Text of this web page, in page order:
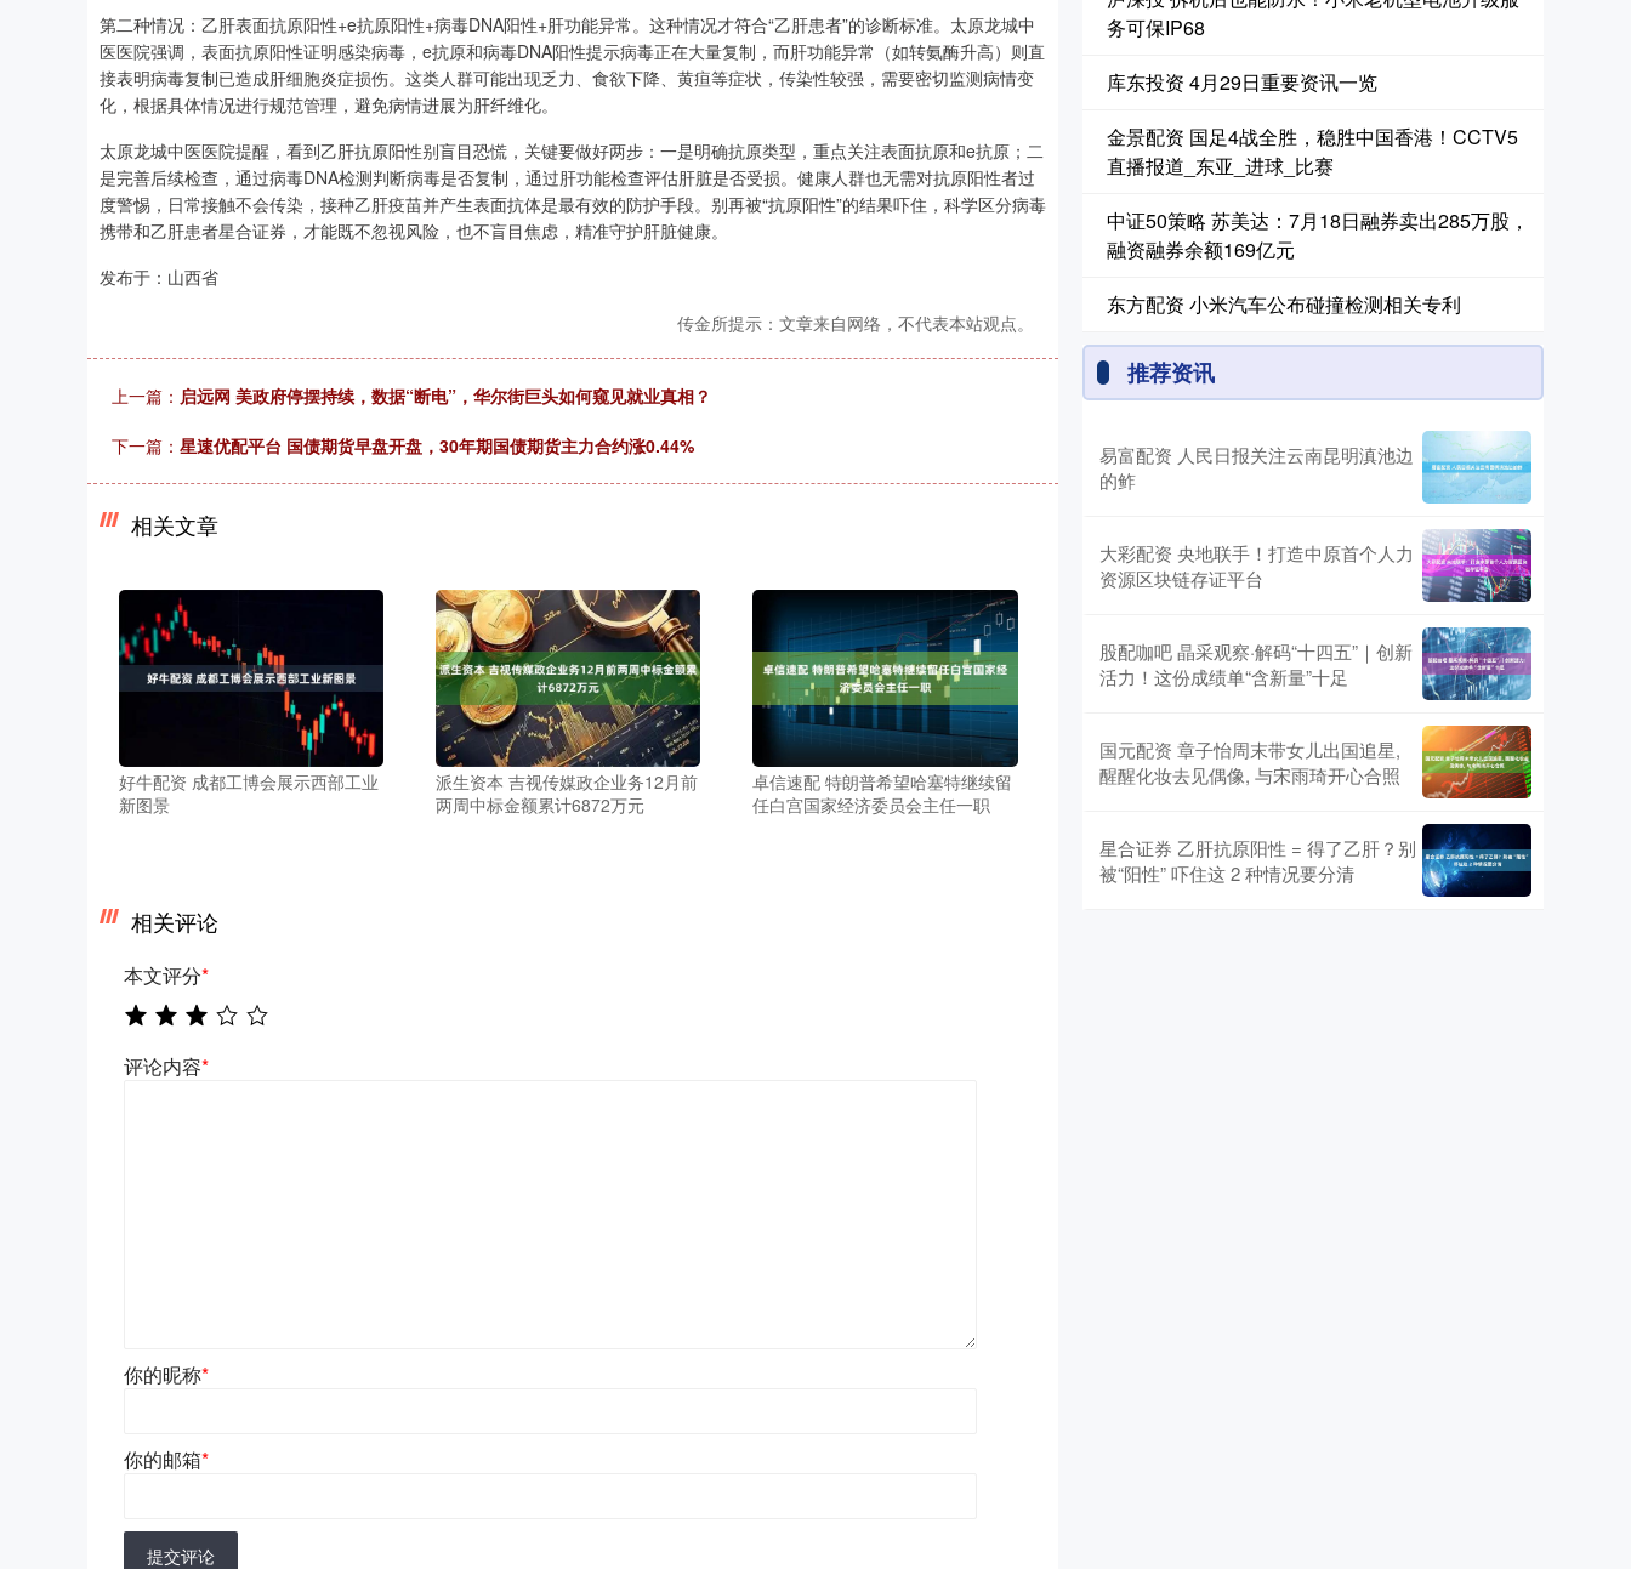
第二种情况：乙肝表面抗原阳性+e抗原阳性+病毒DNA阳性+肝功能异常。这种情况才符合“乙肝患者”的诊断标准。太原龙城中
医医院强调，表面抗原阳性证明感染病毒，e抗原和病毒DNA阳性提示病毒正在大量复制，而肝功能异常（如转氨酶升高）则直
接表明病毒复制已造成肝细胞炎症损伤。这类人群可能出现乏力、食欲下降、黄疸等症状，传染性较强，需要密切监测病情变
化，根据具体情况进行规范管理，避免病情进展为肝纤维化。
太原龙城中医医院提醒，看到乙肝抗原阳性别盲目恐慌，关键要做好两步：一是明确抗原类型，重点关注表面抗原和e抗原；二
是完善后续检查，通过病毒DNA检测判断病毒是否复制，通过肝功能检查评估肝脏是否受损。健康人群也无需对抗原阳性者过
度警惕，日常接触不会传染，接种乙肝疫苗并产生表面抗体是最有效的防护手段。别再被“抗原阳性”的结果吓住，科学区分病毒
携带和乙肝患者星合证券，才能既不忽视风险，也不盲目焦虑，精准守护肝脏健康。
发布于：山西省
传金所提示：文章来自网络，不代表本站观点。
上一篇： 启远网 美政府停摆持续，数据“断电”，华尔街巨头如何窥见就业真相？
下一篇： 星速优配平台 国债期货早盘开盘，30年期国债期货主力合约涨0.44%
相关文章
好牛配资 成都工博会展示西部工业
新图景
派生资本 吉视传媒政企业务12月前
两周中标金额累计6872万元
卓信速配 特朗普希望哈塞特继续留
任白宫国家经济委员会主任一职
相关评论
本文评分*
评论内容*
你的昵称*
你的邮箱*
提交评论
务可保IP68
库东投资 4月29日重要资讯一览
金景配资 国足4战全胜，稳胜中国香港！CCTV5
直播报道_东亚_进球_比赛
中证50策略 苏美达：7月18日融券卖出285万股，
融资融券余额169亿元
东方配资 小米汽车公布碰撞检测相关专利
推荐资讯
易富配资 人民日报关注云南昆明滇池边
的鲊
大彩配资 央地联手！打造中原首个人力
资源区块链存证平台
股配咖吧 晶采观察·解码“十四五”｜创新
活力！这份成绩单“含新量”十足
国元配资 章子怡周末带女儿出国追星,
醒醒化妆去见偶像, 与宋雨琦开心合照
星合证券 乙肝抗原阳性 = 得了乙肝？别
被“阳性” 吓住这 2 种情况要分清